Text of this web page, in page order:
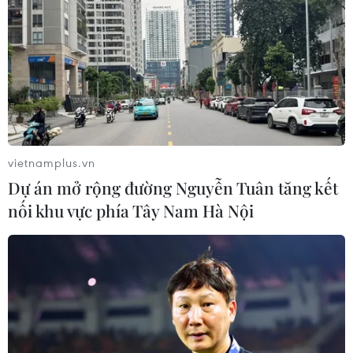
CƠ QUAN CHỦ QUẢN: THÔNG TẤN XÃ VIỆT NAM
Tổng Biên tập: TRẦN TIẾN DUẨN
Phó Tổng Biên tập: NGUYỄN THỊ TÁM, KHÚC THANH
Sở hữu trí tuệ
Quy định sử dụng
TTXVN
Dịch vụ tin
Quảng cáo
Liên hệ
vietnamplus.vn
Dự án mở rộng đường Nguyễn Tuân tăng kết
nối khu vực phía Tây Nam Hà Nội